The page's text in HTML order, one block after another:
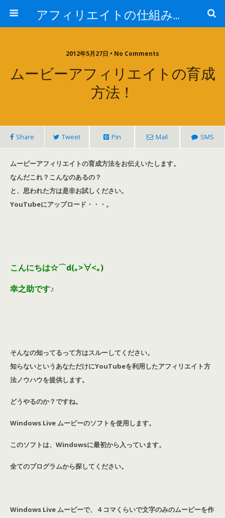
アフィリエイトの仕組みがカギだ！最新ノウハウの全貌を学習！
2012年5月27日 • No Comments
ムービーアフィリエイトの育成
方法！
Share Tweet Pin Mail SMS
ムービーアフィリエイトの育成方法をお伝えいたします。
なんだこれ？こんなのあるの？
と、思われた方は是非お試しください。
YouTubeにアップロード・・・。
こんにちは☆⌒d(｡>∀<｡)
幸之助です♪
そんなの知ってるって方はスルーしてください。
知らないというあなただけにYouTubeを利用したアフィリエイト方
法ノウハウを提供します。
どうやるのか？ですね。
Windows Live ムービーのソフトを使用します。
このソフトは、Windowsに最初から入っています。
全てのプログラムから探してください。
Windows Live ムービーで、４コマくらいで文字のみのムービーを作